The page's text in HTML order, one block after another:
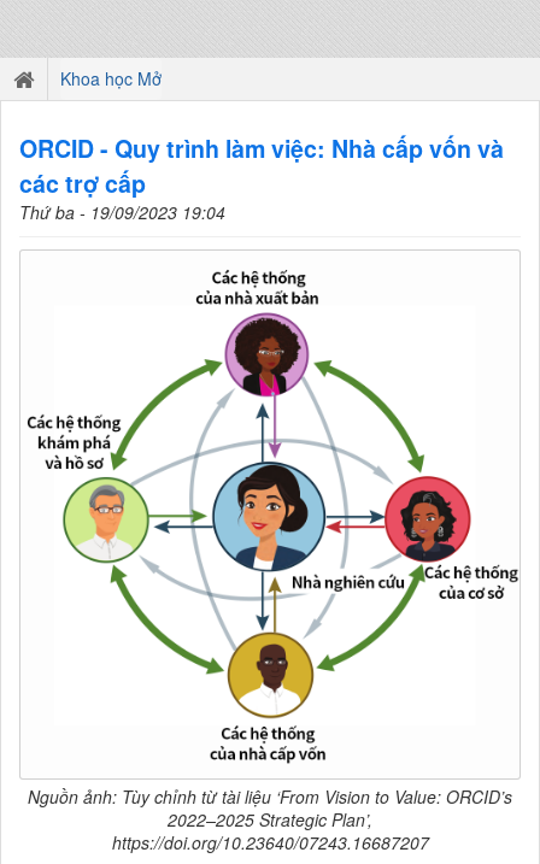
Khoa học Mở
ORCID - Quy trình làm việc: Nhà cấp vốn và
các trợ cấp
Thứ ba - 19/09/2023 19:04
Nguồn ảnh: Tùy chỉnh từ tài liệu ‘From Vision to Value: ORCID’s
2022–2025 Strategic Plan’,
https://doi.org/10.23640/07243.16687207